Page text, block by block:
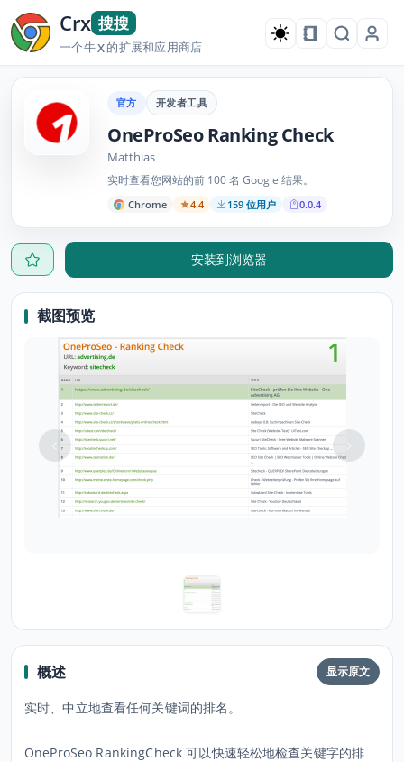
Crx 搜搜
一个牛X的扩展和应用商店
官方 开发者工具
OneProSeo Ranking Check
Matthias
实时查看您网站的前 100 名 Google 结果。
Chrome 4.4 159 位用户 0.0.4
安装到浏览器
截图预览
概述 显示原文
实时、中立地查看任何关键词的排名。
OneProSeo RankingCheck 可以快速轻松地检查关键字的排